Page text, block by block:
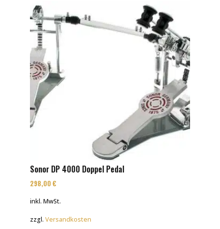
Sonor DP 4000 Doppel Pedal
298,00 €
inkl. MwSt.
zzgl. Versandkosten